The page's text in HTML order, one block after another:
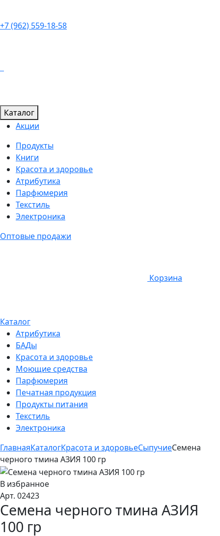
+7 (962) 559-18-58
Каталог
Акции
Продукты
Книги
Красота и здоровье
Атрибутика
Парфюмерия
Текстиль
Электроника
Оптовые продажи
Корзина
Каталог
Атрибутика
БАДы
Красота и здоровье
Моющие средства
Парфюмерия
Печатная продукция
Продукты питания
Текстиль
Электроника
ГлавнаяКаталогКрасота и здоровьеСыпучиеСемена
черного тмина АЗИЯ 100 гр
В избранное
Арт. 02423
Семена черного тмина АЗИЯ
100 гр